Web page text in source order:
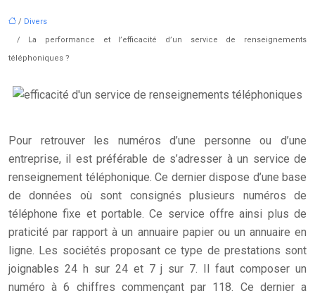
/ Divers
/ La performance et l’efficacité d’un service de renseignements
téléphoniques ?
Pour retrouver les numéros d’une personne ou d’une
entreprise, il est préférable de s’adresser à un service de
renseignement téléphonique. Ce dernier dispose d’une base
de données où sont consignés plusieurs numéros de
téléphone fixe et portable. Ce service offre ainsi plus de
praticité par rapport à un annuaire papier ou un annuaire en
ligne. Les sociétés proposant ce type de prestations sont
joignables 24 h sur 24 et 7 j sur 7. Il faut composer un
numéro à 6 chiffres commençant par 118. Ce dernier a